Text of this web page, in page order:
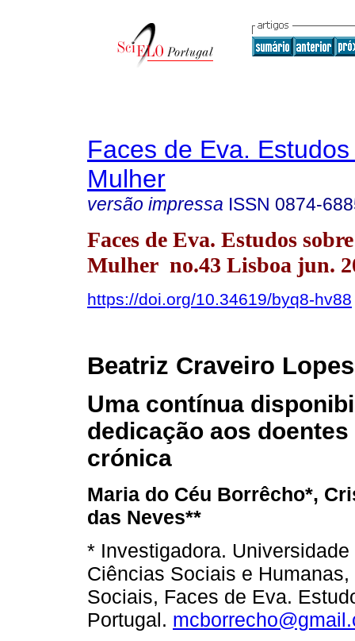
Faces de Eva.
Mulher
versão impressa ISSN 0874-
Faces de Eva. Estudos
Mulher no.43 Lisboa jun.
https://doi.org/10.34619/byq8-hv88
Beatriz Craveiro Lopes
Uma contínua
dedicação aos doentes
crónica
Maria do Céu Borrêcho*,
das Neves**
* Investigadora.
Ciências Sociais e
Sociais, Faces de Eva.
Portugal.